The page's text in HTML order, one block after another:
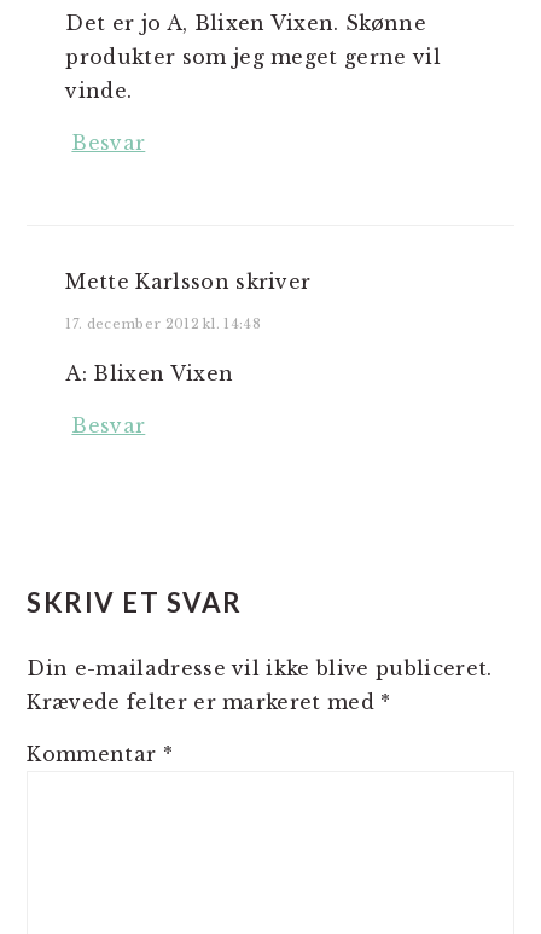
Det er jo A, Blixen Vixen. Skønne
produkter som jeg meget gerne vil
vinde.
Besvar
Mette Karlsson skriver
17. december 2012 kl. 14:48
A: Blixen Vixen
Besvar
SKRIV ET SVAR
Din e-mailadresse vil ikke blive publiceret.
Krævede felter er markeret med *
Kommentar *